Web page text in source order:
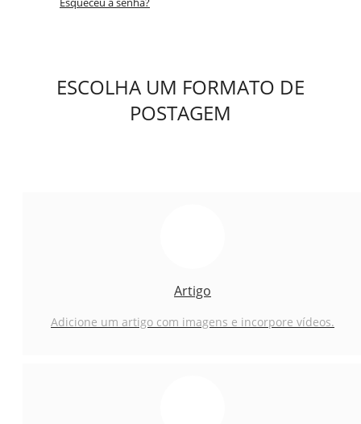
ESCOLHA UM FORMATO DE
POSTAGEM
Artigo
Adicione um artigo com imagens e incorpore vídeos.